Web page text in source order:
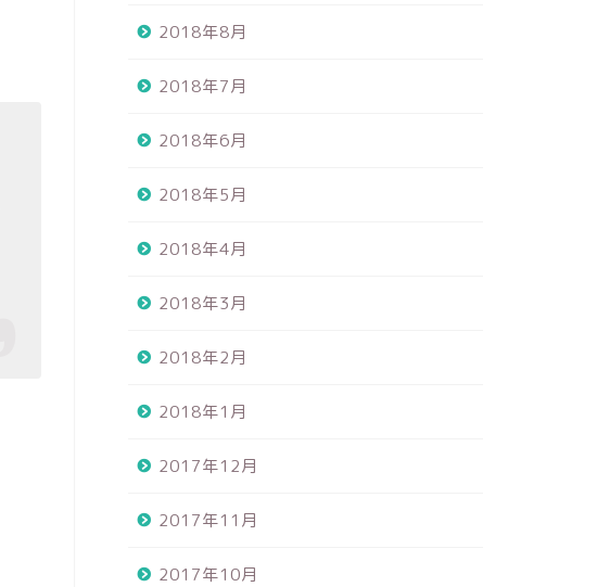
2018年8月
2018年7月
2018年6月
2018年5月
2018年4月
2018年3月
2018年2月
2018年1月
2017年12月
2017年11月
2017年10月